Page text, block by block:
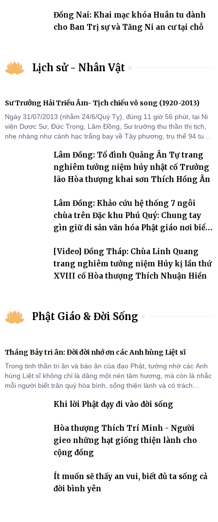
Đồng Nai: Khai mạc khóa Huân tu dành
cho Ban Trị sự và Tăng Ni an cư tại chỗ
Lịch sử - Nhân Vật
Sư Trưởng Hải Triều Âm- Tịch chiếu vô song (1920-2013)
Ngày 31/07/2013 (nhằm 24/6/Quý Tỵ), đúng 11 giờ 56 phút, tại Ni
viện Dược Sư, Đức Trọng, Lâm Đồng, Sư trưởng thu thần thị tịch,
nhẹ nhàng như cánh hạc trắng bay về Tây phương, trụ thế 94 tuổi
Lâm Đồng: Tổ đình Quảng Ân Tự trang
nghiêm tưởng niệm húy nhật cố Trưởng
lão Hòa thượng khai sơn Thích Hồng Ân
Lâm Đồng: Khảo cứu hệ thống 7 ngôi
chùa trên Đặc khu Phú Quý: Chung tay
gìn giữ di sản văn hóa Phật giáo nơi biển
[Video] Đồng Tháp: Chùa Linh Quang
trang nghiêm tưởng niệm Húy kị lần thứ
XVIII cố Hòa thượng Thích Nhuận Hiền
Phật Giáo & Đời Sống
Tháng Bảy tri ân: Đời đời nhớ ơn các Anh hùng Liệt sĩ
Trong tinh thần tri ân và báo ân của đạo Phật, tưởng nhớ các Anh
hùng Liệt sĩ không chỉ là dâng một nén tâm hương, mà còn là nhắc
mỗi người biết trân quý hòa bình, sống thiện lành và có trách
Khi lời Phật dạy đi vào đời sống
Hòa thượng Thích Trí Minh - Người
gieo những hạt giống thiện lành cho
cộng đồng
Ít muốn sẽ thấy an vui, biết đủ ta sống cả
đời bình yên